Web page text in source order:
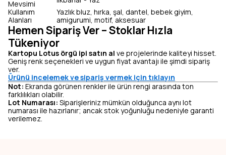
Mevsimi
Kullanım
Alanları
Yazlık bluz, hırka, şal, dantel, bebek giyim,
amigurumi, motif, aksesuar
Hemen Sipariş Ver – Stoklar Hızla
Tükeniyor
Kartopu Lotus örgü ipi satın al ve projelerinde kaliteyi hisset.
Geniş renk seçenekleri ve uygun fiyat avantajı ile şimdi sipariş
ver.
Ürünü incelemek ve sipariş vermek için tıklayın
Not: Ekranda görünen renkler ile ürün rengi arasında ton
farklılıkları olabilir.
Lot Numarası: Siparişleriniz mümkün olduğunca aynı lot
numarası ile hazırlanır; ancak stok yoğunluğu nedeniyle garanti
verilemez.